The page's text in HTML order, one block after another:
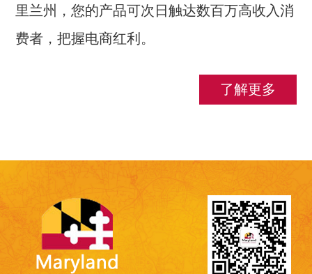
里兰州，您的产品可次日触达数百万高收入消
费者，把握电商红利。
了解更多